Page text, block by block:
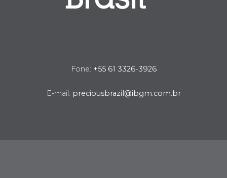
Fone: +55 61 3326-3926
E-mail: preciousbrazil@ibgm.com.br